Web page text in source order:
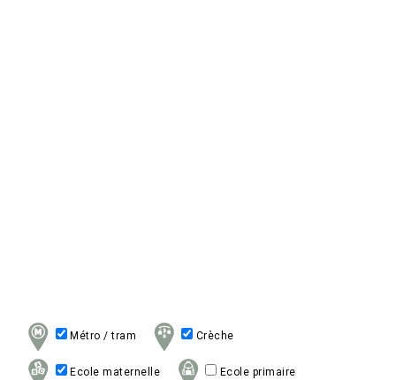
Métro / tram Crèche
Ecole maternelle Ecole primaire